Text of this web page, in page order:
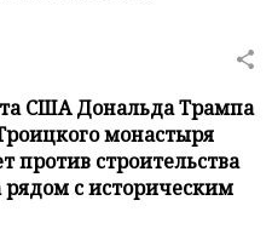
США Дональда Трампа
монастыря
против строительства
с историческим